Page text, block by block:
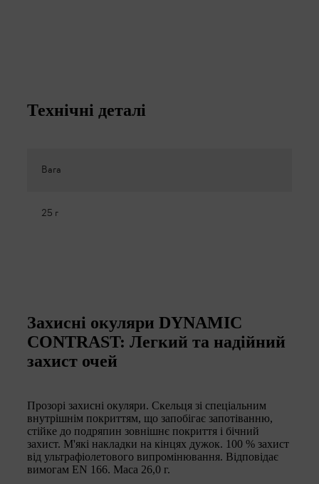
Технічні деталі
Вага
25 г
Захисні окуляри DYNAMIC
CONTRAST: Легкий та надійний
захист очей
Прозорі захисні окуляри. Скельця зі спеціальним
внутрішнім покриттям, що запобігає запотіванню,
стійке до подряпин зовнішнє покриття і бічний
захист. М'які накладки на кінцях дужок. 100 % захист
від ультрафіолетового випромінювання. Відповідає
вимогам EN 166. Маса 26,0 г.